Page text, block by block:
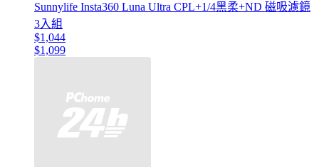
Sunnylife Insta360 Luna Ultra CPL+1/4黑柔+ND 磁吸濾鏡
3入組
$1,044
$1,099